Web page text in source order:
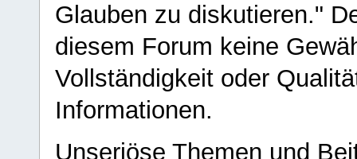
Glauben zu diskutieren."
diesem Forum keine
Vollständigkeit oder
Informationen.
Unseriöse Themen und